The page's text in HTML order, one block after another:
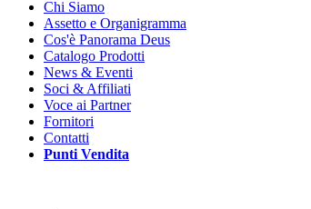
Chi Siamo
Assetto e Organigramma
Cos'è Panorama Deus
Catalogo Prodotti
News & Eventi
Soci & Affiliati
Voce ai Partner
Fornitori
Contatti
Punti Vendita